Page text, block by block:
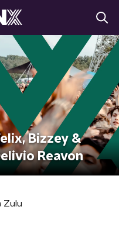
Bizzey &
Reavon
Zulu